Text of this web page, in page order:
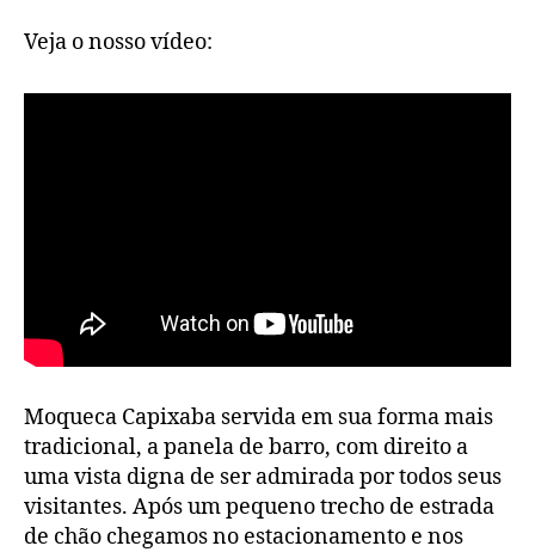
Veja o nosso vídeo:
Moqueca Capixaba servida em sua forma mais
tradicional, a panela de barro, com direito a
uma vista digna de ser admirada por todos seus
visitantes. Após um pequeno trecho de estrada
de chão chegamos no estacionamento e nos